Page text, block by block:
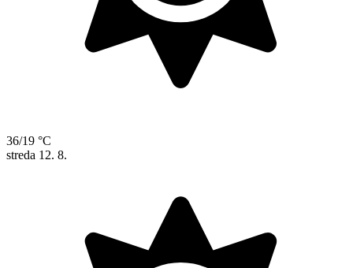
36/19 °C
streda 12. 8.